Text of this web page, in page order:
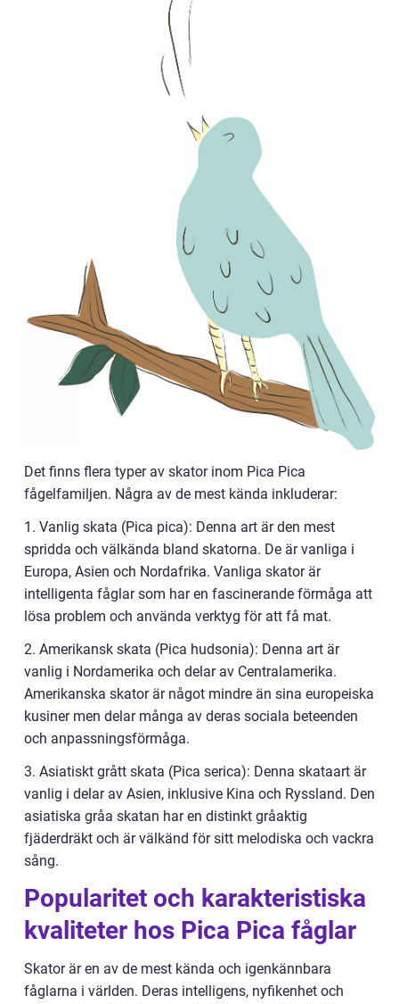
Det finns flera typer av skator inom Pica Pica
fågelfamiljen. Några av de mest kända inkluderar:
1. Vanlig skata (Pica pica): Denna art är den mest
spridda och välkända bland skatorna. De är vanliga i
Europa, Asien och Nordafrika. Vanliga skator är
intelligenta fåglar som har en fascinerande förmåga att
lösa problem och använda verktyg för att få mat.
2. Amerikansk skata (Pica hudsonia): Denna art är
vanlig i Nordamerika och delar av Centralamerika.
Amerikanska skator är något mindre än sina europeiska
kusiner men delar många av deras sociala beteenden
och anpassningsförmåga.
3. Asiatiskt grått skata (Pica serica): Denna skataart är
vanlig i delar av Asien, inklusive Kina och Ryssland. Den
asiatiska gråa skatan har en distinkt gråaktig
fjäderdräkt och är välkänd för sitt melodiska och vackra
sång.
Popularitet och karakteristiska
kvaliteter hos Pica Pica fåglar
Skator är en av de mest kända och igenkännbara
fåglarna i världen. Deras intelligens, nyfikenhet och